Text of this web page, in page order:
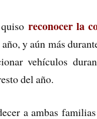
reconocer la
y aún más
vehículos
del año.
a ambas